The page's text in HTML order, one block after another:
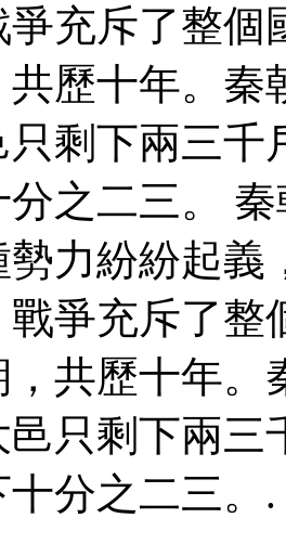
充斥了整個
歷十年。秦
只剩下兩三
分之二三。
力紛紛起義
爭充斥了整
共歷十年。
邑只剩下兩
分之二三。.